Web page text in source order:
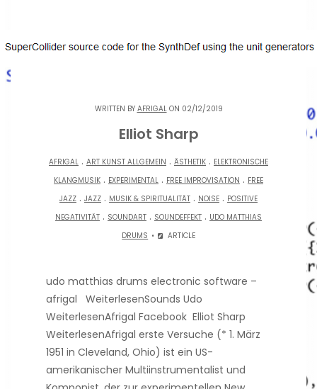
WRITTEN BY AFRIGALON 02/12/2019
Elliot Sharp
AFRIGAL . ART KUNST ALLGEMEIN . ÄSTHETIK . ELEKTRONISCHE
KLANGMUSIK . EXPERIMENTAL . FREE IMPROVISATION . FREE
JAZZ . JAZZ . MUSIK & SPIRITUALITÄT . NOISE . POSITIVE
NEGATIVITÄT . SOUNDART . SOUNDEFFEKT . UDO MATTHIAS
DRUMS
ARTICLE
udo matthias drums electronic software –
afrigal WeiterlesenSounds Udo
WeiterlesenAfrigal Facebook Elliot Sharp
WeiterlesenAfrigal erste Versuche (* 1. März
1951 in Cleveland, Ohio) ist ein US-
amerikanischer Multiinstrumentalist und